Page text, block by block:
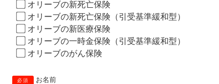
オリーブの新死亡保険
オリーブの新死亡保険（引受基準緩和型）
オリーブの新医療保険
オリーブの一時金保険（引受基準緩和型）
オリーブのがん保険
必須 お名前